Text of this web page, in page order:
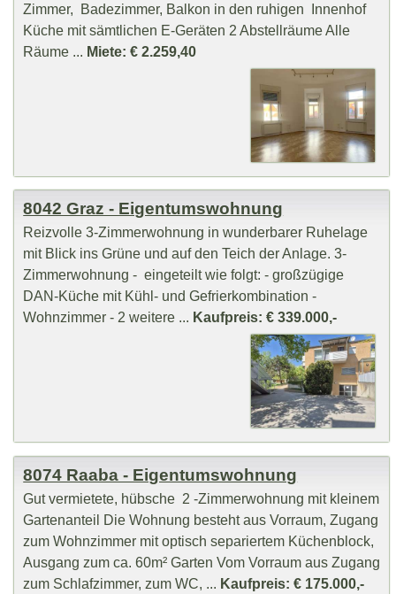
Zimmer, Badezimmer, Balkon in den ruhigen Innenhof
Küche mit sämtlichen E-Geräten 2 Abstellräume Alle
Räume ... Miete: € 2.259,40
8042 Graz - Eigentumswohnung
Reizvolle 3-Zimmerwohnung in wunderbarer Ruhelage
mit Blick ins Grüne und auf den Teich der Anlage. 3-
Zimmerwohnung - eingeteilt wie folgt: - großzügige
DAN-Küche mit Kühl- und Gefrierkombination -
Wohnzimmer - 2 weitere ... Kaufpreis: € 339.000,-
8074 Raaba - Eigentumswohnung
Gut vermietete, hübsche 2 -Zimmerwohnung mit kleinem
Gartenanteil Die Wohnung besteht aus Vorraum, Zugang
zum Wohnzimmer mit optisch separiertem Küchenblock,
Ausgang zum ca. 60m² Garten Vom Vorraum aus Zugang
zum Schlafzimmer, zum WC, ... Kaufpreis: € 175.000,-